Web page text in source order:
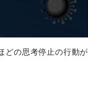
どの思考停止の行動が